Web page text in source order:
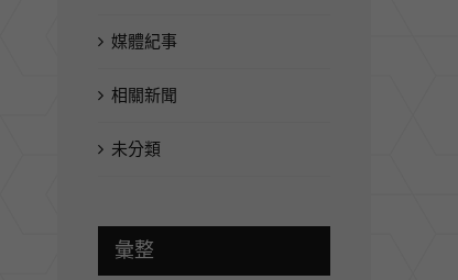
媒體紀事
相關新聞
未分類
彙整